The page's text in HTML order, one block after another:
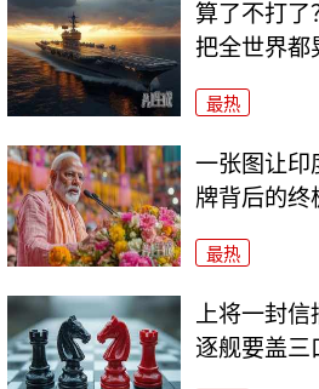
算了不打了
把全世界都
最热
一张图让印
牌背后的终
最热
上将一封
逐舰要盖三